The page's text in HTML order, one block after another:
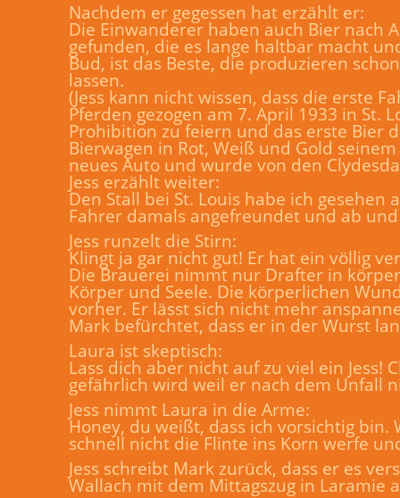
Nachdem er gegessen hat erzählt er:
Die Einwanderer haben auch Bier nach
gefunden, die es lange haltbar macht
Bud, ist das Beste, die produzieren
lassen.
(Jess kann nicht wissen, dass die erste
Pferden gezogen am 7. April 1933 in St.
Prohibition zu feiern und das erste Bier
Bierwagen in Rot, Weiß und Gold
neues Auto und wurde von den
Jess erzählt weiter:
Den Stall bei St. Louis habe ich
Fahrer damals angefreundet und ab
Jess runzelt die Stirn:
Klingt ja gar nicht gut! Er hat ein völlig
Die Brauerei nimmt nur Drafter in
Körper und Seele. Die körperlichen
vorher. Er lässt sich nicht mehr
Mark befürchtet, dass er in der Wurst
Laura ist skeptisch:
Lass dich aber nicht auf zu viel ein
gefährlich wird weil er nach dem Unfall
Jess nimmt Laura in die Arme:
Honey, du weißt, dass ich vorsichtig
schnell nicht die Flinte ins Korn werfe
Jess schreibt Mark zurück, dass er es
Wallach mit dem Mittagszug in Laramie